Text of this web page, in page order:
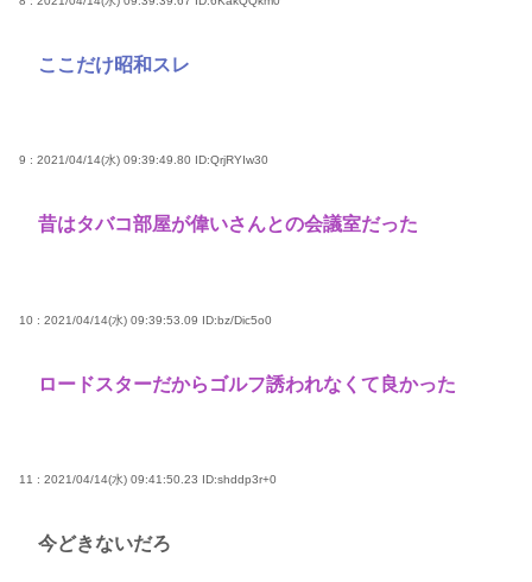
ここだけ昭和スレ
9 : 2021/04/14(水) 09:39:49.80 ID:QrjRYIw30
昔はタバコ部屋が偉いさんとの会議室だった
10 : 2021/04/14(水) 09:39:53.09 ID:bz/Dic5o0
ロードスターだからゴルフ誘われなくて良かった
11 : 2021/04/14(水) 09:41:50.23 ID:shddp3r+0
今どきないだろ